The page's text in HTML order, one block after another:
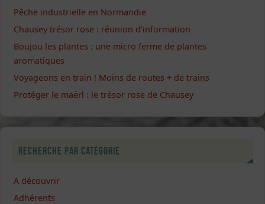
Pêche industrielle en Normandie
Chausey trésor rose : réunion d’information
Boujou les plantes : une micro ferme de plantes
aromatiques
Voyageons en train ! Moins de routes + de trains
Protéger le maërl : le trésor rose de Chausey
Recherche par catégorie
A découvrir
Adhérents